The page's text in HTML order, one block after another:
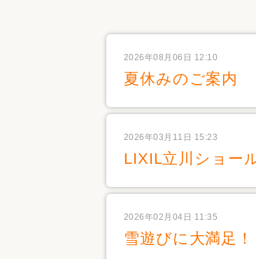
中古物件探しから性能向上リ
2026年08月06日 12:10
夏休みのご案内
2026年03月11日 15:23
LIXIL立川ショー
2026年02月04日 11:35
雪遊びに大満足！